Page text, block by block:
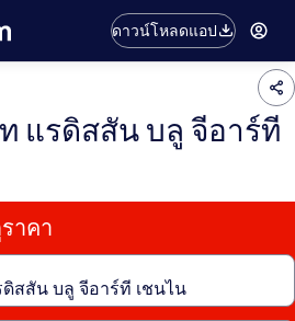
ดาวน์โหลดแอป
แรดิสสัน บลู จีอาร์ที
าคา